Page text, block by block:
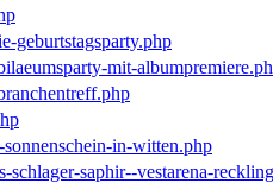
geburtstagsparty.php
mit-
in-witten.php
schlager-saphir--vestarena-